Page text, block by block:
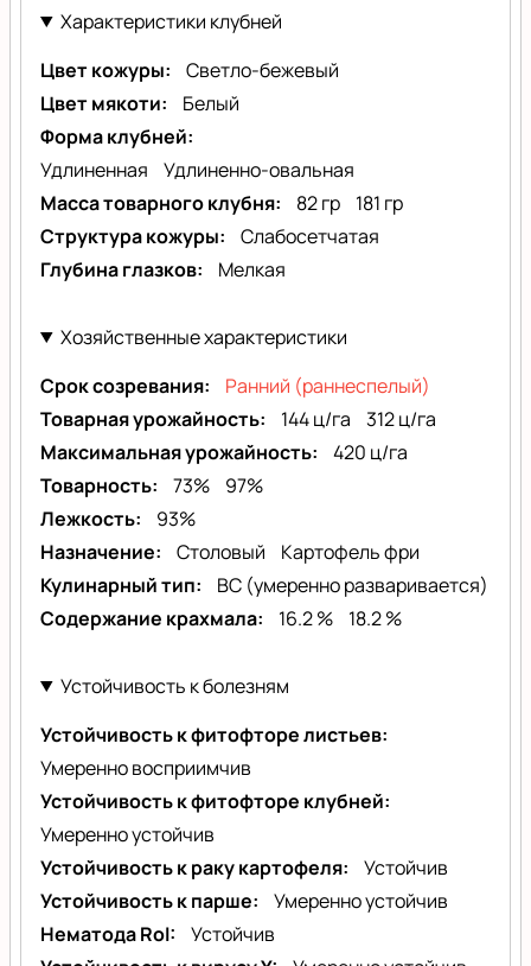
Характеристики клубней
Цвет кожуры
Светло-бежевый
Цвет мякоти
Белый
Форма клубней
Удлиненная
Удлиненно-овальная
Масса товарного клубня
82 гр
181 гр
Структура кожуры
Слабосетчатая
Глубина глазков
Мелкая
Хозяйственные характеристики
Срок созревания
Ранний (раннеспелый)
Товарная урожайность
144 ц/га
312 ц/га
Максимальная урожайность
420 ц/га
Товарность
73%
97%
Лежкость
93%
Назначение
Столовый
Картофель фри
Кулинарный тип
BC (умеренно разваривается)
Содержание крахмала
16.2 % 18.2 %
Устойчивость к болезням
Устойчивость к фитофторе листьев
Умеренно восприимчив
Устойчивость к фитофторе клубней
Умеренно устойчив
Устойчивость к раку картофеля
Устойчив
Устойчивость к парше
Умеренно устойчив
Нематода RoI
Устойчив